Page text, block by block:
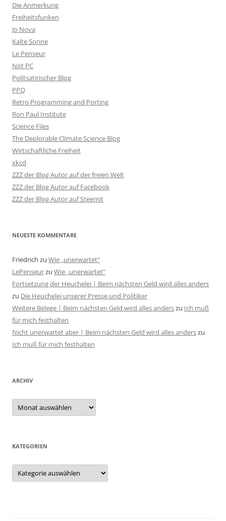
Die Anmerkung
Freiheitsfunken
Jo Nova
Kalte Sonne
Le Penseur
Not PC
Politsatirischer Blog
PPQ
Retro Programming and Porting
Ron Paul Institute
Science Files
The Deplorable Climate Science Blog
Wirtschaftliche Freiheit
xkcd
ZZZ der Blog Autor auf der freien Welt
ZZZ der Blog Autor auf Facebook
ZZZ der Blog Autor auf Steemit
NEUESTE KOMMENTARE
Friedrich zu Wie „unerwartet“
LePenseurzu Wie „unerwartet“
Fortsetzung der Heuchelei | Beim nächsten Geld wird alles anders
zu Die Heuchelei unserer Presse und Politiker
Weitere Belege | Beim nächsten Geld wird alles anderszu Ich muß
für mich festhalten
Nicht unerwartet aber | Beim nächsten Geld wird alles anderszu
Ich muß für mich festhalten
ARCHIV
Archiv
KATEGORIEN
Kategorien